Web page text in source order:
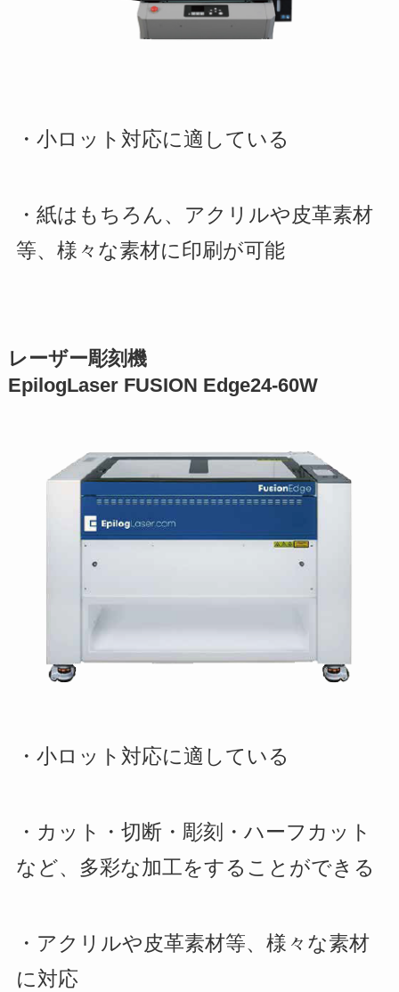
・小ロット対応に適している
・紙はもちろん、アクリルや皮革素材
等、様々な素材に印刷が可能
レーザー彫刻機
EpilogLaser FUSION Edge24-60W
・小ロット対応に適している
・カット・切断・彫刻・ハーフカット
など、多彩な加工をすることができる
・アクリルや皮革素材等、様々な素材
に対応